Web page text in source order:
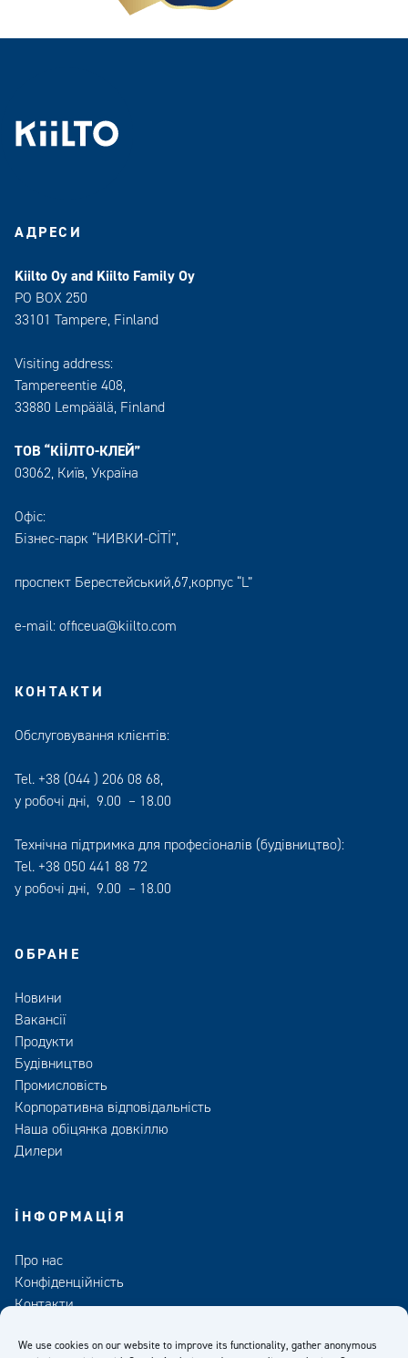
We use cookies on our website to improve its functionality, gather anonymous
АДРЕСИ
Kiilto Oy and Kiilto Family Oy
PO BOX 250
33101 Tampere, Finland
Visiting address:
Tampereentie 408,
33880 Lempäälä, Finland
ТОВ “КІІЛТО-КЛЕЙ”
03062, Київ, Україна
Офіс:
Бізнес-парк “НИВКИ-СІТІ”,
проспект Берестейський,67,корпус “L”
e-mail: officeua@kiilto.com
КОНТАКТИ
Обслуговування клієнтів:
Tel. +38 (044 ) 206 08 68,
у робочі дні, 9.00 – 18.00
Технічна підтримка для професіоналів (будівництво):
Tel. +38 050 441 88 72
у робочі дні, 9.00 – 18.00
ОБРАНЕ
Новини
Вакансії
Продукти
Будівництво
Промисловість
Корпоративна відповідальність
Наша обіцянка довкіллю
Дилери
ІНФОРМАЦІЯ
Про нас
Конфіденційність
Контакти